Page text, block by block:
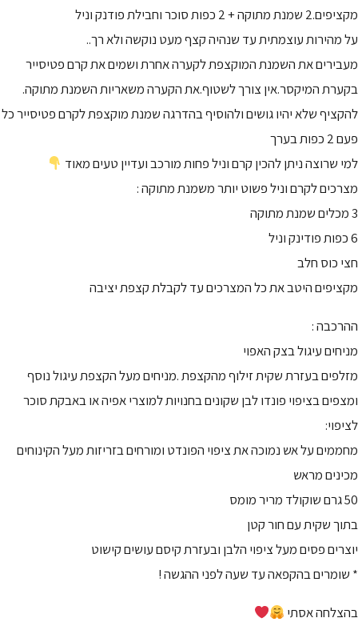
מקציפים.2 שמנת מתוקה + 2 כפות סוכר וחבילת פודנק וניל
על מהירות עוצמתית עד שנהיה קצף מעט נוקשה ולא רך..
מעבירים את השמנת המוקצפת לקערה אחרת ושמים את קרם פטיסייר
בקערת המיקסר.אין צורך לשטוף.את הקערה משאריות השמנת מתוקה.
להקציף שלא יהיו גושים ולהוסיף בהדרגה שמנת מוקצפת לקרם פטיסייר כל
פעם 2 כפות בערך
למי שרוצה ניתן להכין קרם וניל פחות מורכב ועדיין טעים מאוד
מצרכים לקרם וניל פשוט יותר משמנת מתוקה :
3 מכלים שמנת מתוקה
6 כפות פודינק וניל
חצי כוס חלב
מקציפים היטב את כל המצרכים עד לקבלת קצפת יציבה
ההרכבה :
מניחים עיגול בצק האפוי
מזלפים בעזרת שקית זילוף מהקצפת .מניחים מעל הקצפת עיגול נוסף
ומצפים בציפוי פונדו לבן שקונים בחנויות למוצרי אפיה או באבקת סוכר
לציפוי:
מחממים על אש נמוכה את ציפוי הפונדט ומורחים בזריזות מעל הקינוחים
מכינים מראש
50 גרם שוקולד מריר מומס
בתוך שקית עם חור קטן
יוצרים פסים מעל ציפוי הלבן ובעזרת קיסם עושים קישוט
* שומרים בהקפאה עד שעה לפני ההגשה !
בהצלחה אסתי